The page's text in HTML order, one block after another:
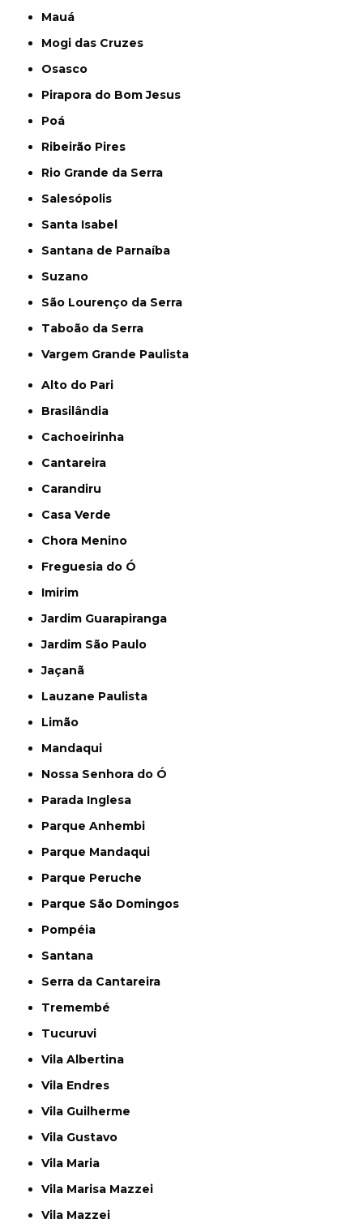
Mauá
Mogi das Cruzes
Osasco
Pirapora do Bom Jesus
Poá
Ribeirão Pires
Rio Grande da Serra
Salesópolis
Santa Isabel
Santana de Parnaíba
Suzano
São Lourenço da Serra
Taboão da Serra
Vargem Grande Paulista
Alto do Pari
Brasilândia
Cachoeirinha
Cantareira
Carandiru
Casa Verde
Chora Menino
Freguesia do Ó
Imirim
Jardim Guarapiranga
Jardim São Paulo
Jaçanã
Lauzane Paulista
Limão
Mandaqui
Nossa Senhora do Ó
Parada Inglesa
Parque Anhembi
Parque Mandaqui
Parque Peruche
Parque São Domingos
Pompéia
Santana
Serra da Cantareira
Tremembé
Tucuruvi
Vila Albertina
Vila Endres
Vila Guilherme
Vila Gustavo
Vila Maria
Vila Marisa Mazzei
Vila Mazzei